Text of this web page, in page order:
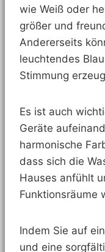
wie Weiß oder
größer und
Andererseits
leuchtendes
Stimmung
Es ist auch
Geräte
harmonische
dass sich die
Hauses anfühlt
Funktionsräume
Indem Sie auf
und eine